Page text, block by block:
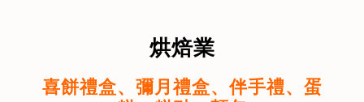
烘焙業
喜餅禮盒、彌月禮盒、伴手禮、蛋